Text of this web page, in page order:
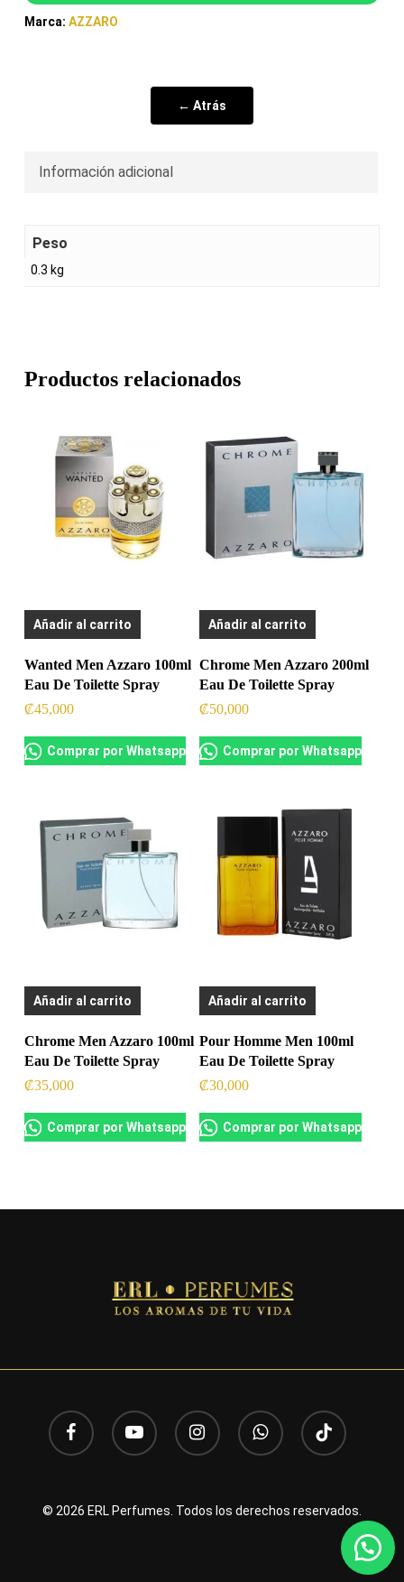
Marca: AZZARO
← Atrás
Información adicional
Peso
0.3 kg
Productos relacionados
Añadir al carrito
Wanted Men Azzaro 100ml
Eau De Toilette Spray
₡45,000
Comprar por Whatsapp
Añadir al carrito
Chrome Men Azzaro 200ml
Eau De Toilette Spray
₡50,000
Comprar por Whatsapp
Añadir al carrito
Chrome Men Azzaro 100ml
Eau De Toilette Spray
₡35,000
Comprar por Whatsapp
Añadir al carrito
Pour Homme Men 100ml
Eau De Toilette Spray
₡30,000
Comprar por Whatsapp
facebook youtube instagram whatsapp tiktok
© 2026 ERL Perfumes. Todos los derechos reservados.